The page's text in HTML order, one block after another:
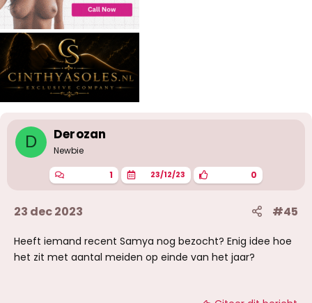
D Derozan
Newbie
1 23/12/23 0
23 dec 2023 #45
Heeft iemand recent Samya nog bezocht? Enig idee hoe
het zit met aantal meiden op einde van het jaar?